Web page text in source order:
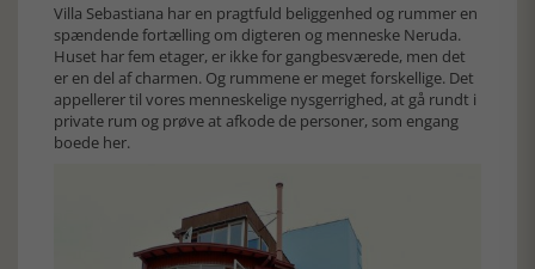
Villa Sebastiana har en pragtfuld beliggenhed og rummer en
spændende fortælling om digteren og menneske Neruda.
Huset har fem etager, er ikke for gangbesværede, men det
er en del af charmen. Og rummene er meget forskellige. Det
appellerer til vores menneskelige nysgerrighed, at gå rundt i
private rum og prøve at afkode de personer, som engang
boede her.